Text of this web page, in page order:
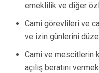
emeklilik ve diğer
Cami görevlileri ve
ve izin günlerini
Cami ve mescitlerin
açılış beratını